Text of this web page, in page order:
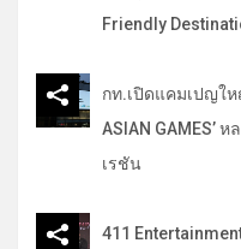
Friendly
กท.เปิดแคมเปญให
ASIAN GAMES’
เรชัน
411